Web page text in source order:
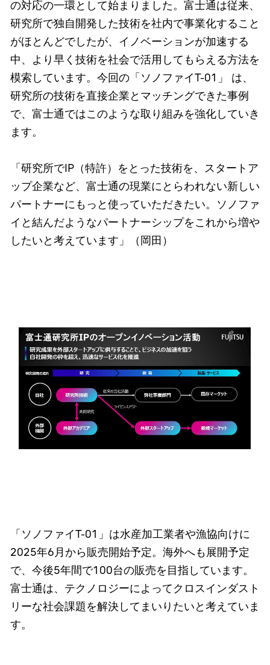
の対応の一環として始まりました。富士通は従来、
研究所で独自開発した技術を社内で事業化すること
がほとんどでしたが、イノベーションが加速する
中、より早く技術を社会で活用してもらえる方法を
模索しています。今回の「ソノファイT-01」 は、
研究所の技術を直接企業とマッチングできた事例
で、富士通ではこのような取り組みを強化していき
ます。
「研究所でIP（特許）をとった技術を、スタートア
ップ企業など、富士通の現業にとらわれない新しい
パートナーにもっと使っていただきたい。ソノファ
イと結んだようなパートナーシップをこれから増や
したいと考えています」（岡田）
「ソノファイT-01」は水産加工業者や漁協向けに
2025年6月から販売開始予定。海外へも展開予定
で、今後5年間で100台の販売を目指しています。
富士通は、テクノロジーによってクロスインダスト
リーな社会課題を解決してまいりたいと考えていま
す。